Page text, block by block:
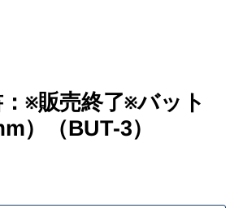
※販売終了※バット
）（BUT-3）